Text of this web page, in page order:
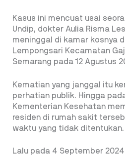
Kasus ini mencuat usai
Undip, dokter Aulia Risma
meninggal di kamar kosnya
Lempongsari Kecamatan
Semarang pada 12 Agustus
Kematian yang janggal itu
perhatian publik. Hingga
Kementerian Kesehatan
residen di rumah sakit
waktu yang tidak ditentukan.
Lalu pada 4 September